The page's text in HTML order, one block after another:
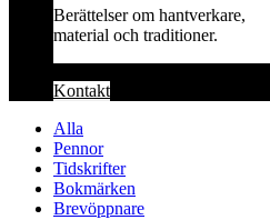
Berättelser om hantverkare,
material och traditioner.
Kontakt
Alla
Pennor
Tidskrifter
Bokmärken
Brevöppnare